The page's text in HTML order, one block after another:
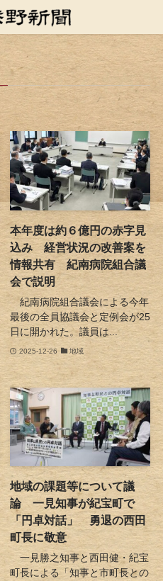
本年度は約６億円の赤字見
込み 経営状況の改善案を
情報共有 紀南病院組合議
会で説明
紀南病院組合議会による今年
最後の全員協議会と定例会が25
日に開かれた。議員は...
2025-12-26 地域
地域の課題等について議
論 一見知事が紀宝町で
「円卓対話」 勇退の西田
町長に敬意
一見勝之知事と西田健・紀宝
町長による「知事と市町長との